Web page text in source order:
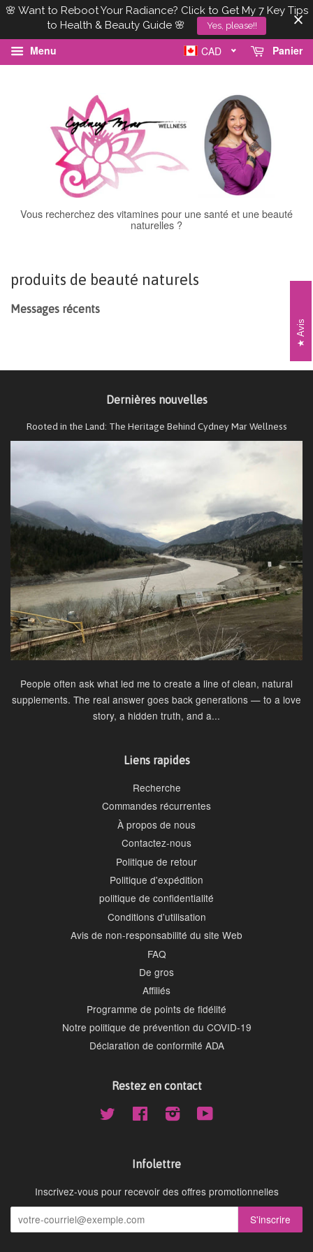
🌸 Want to Reboot Your Radiance? Click to Get My 7 Key Tips
to Health & Beauty Guide 🌸
Yes, please!!
Menu Panier
CAD
Vous recherchez des vitamines pour une santé et une beauté
naturelles ?
produits de beauté naturels
Messages récents
Dernières nouvelles
Rooted in the Land: The Heritage Behind Cydney Mar Wellness
People often ask what led me to create a line of clean, natural
supplements. The real answer goes back generations — to a love
story, a hidden truth, and a...
Liens rapides
Recherche
Commandes récurrentes
À propos de nous
Contactez-nous
Politique de retour
Politique d'expédition
politique de confidentialité
Conditions d'utilisation
Avis de non-responsabilité du site Web
FAQ
De gros
Affiliés
Programme de points de fidélité
Notre politique de prévention du COVID-19
Déclaration de conformité ADA
Restez en contact
Twitter Facebook Instagram
Infolettre
Inscrivez-vous pour recevoir des offres promotionnelles
Avis